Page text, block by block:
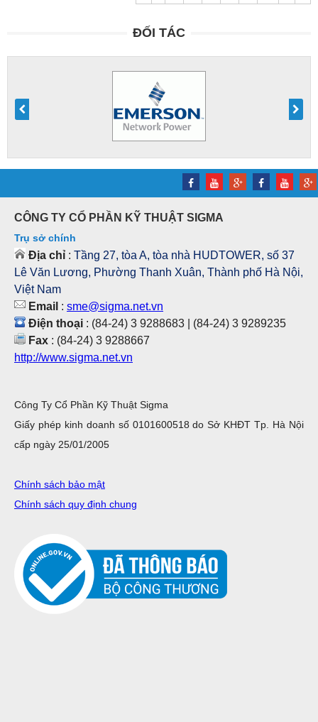
ĐỐI TÁC
CÔNG TY CỔ PHẦN KỸ THUẬT SIGMA
Trụ sở chính
Địa chỉ : Tầng 27, tòa A, tòa nhà HUDTOWER, số 37
Lê Văn Lương, Phường Thanh Xuân, Thành phố Hà Nội,
Việt Nam
Email : sme@sigma.net.vn
Điện thoại : (84-24) 3 9288683 | (84-24) 3 9289235
Fax : (84-24) 3 9288667
http://www.sigma.net.vn
Công Ty Cổ Phần Kỹ Thuật Sigma
Giấy phép kinh doanh số 0101600518 do Sở KHĐT Tp. Hà Nội
cấp ngày 25/01/2005
Chính sách bảo mật
Chính sách quy định chung